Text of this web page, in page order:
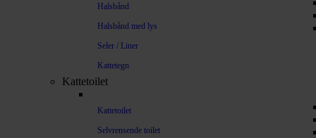
Halsbånd
Halsbånd med lys
Seler / Liner
Kattetegn
Kattetoilet
Kattetoilet
Selvrensende toilet